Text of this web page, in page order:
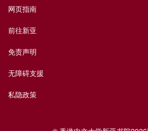
网页指南
前往新亚
免责声明
无障碍支援
私隐政策